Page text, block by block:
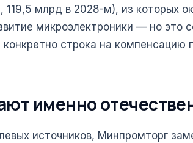
119,5 млрд в 2028-м), из которых
микроэлектроники — но
строка на компенсацию
именно
источников, Минпромторг